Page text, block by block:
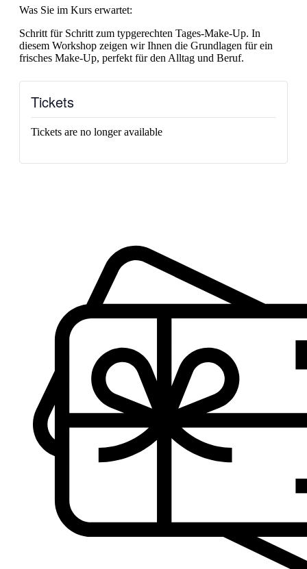
Was Sie im Kurs erwartet:
Schritt für Schritt zum typgerechten Tages-Make-Up. In
diesem Workshop zeigen wir Ihnen die Grundlagen für ein
frisches Make-Up, perfekt für den Alltag und Beruf.
Tickets
Tickets are no longer available